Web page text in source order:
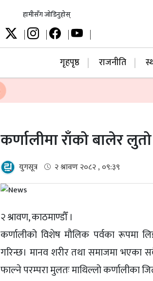
हामीसँग जोडिनुहोस्
गृहपृष्ठ राजनीति
कर्णालीमा राँको बालेर
युगसूत्र २ श्रावण २०८२ , ०९:३९
२ श्रावण, काठमाण्डौँ ।
कर्णालीको विशेष मौलिक पर्वका रूपमा
गरिन्छ। मानव शरीर तथा समाजमा भएका
फाल्ने परम्परा मुलतः माथिल्लो कर्णालीका